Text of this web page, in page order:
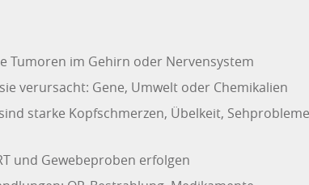
Tumoren im Gehirn oder Nervensystem
verursacht: Gene, Umwelt oder Chemikalien
starke Kopfschmerzen, Übelkeit,
und Gewebeproben erfolgen